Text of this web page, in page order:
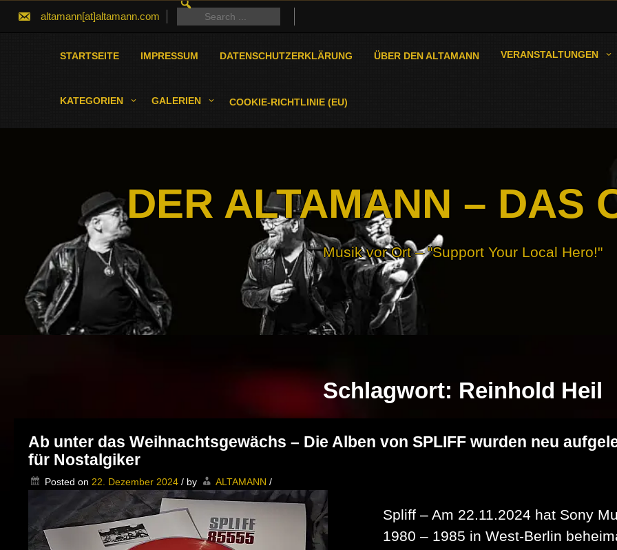
altamann[at]altamann.com
FOR:
Search
for:
STARTSEITE IMPRESSUM DATENSCHUTZERKLÄRUNG ÜBER DEN ALTAMANN VERANSTALTUNGEN
KATEGORIEN GALERIEN COOKIE-RICHTLINIE (EU)
DER ALTAMANN – DAS
Musik vor Ort – "Support Your Local Hero!"
Schlagwort: Reinhold Heil
Ab unter das Weihnachtsgewächs – Die Alben von SPLIFF wurden neu
für Nostalgiker
Posted on 22. Dezember 2024 / by ALTAMANN /
Spliff – Am 22.11.2024 hat Sony
1980 – 1985 in West-Berlin